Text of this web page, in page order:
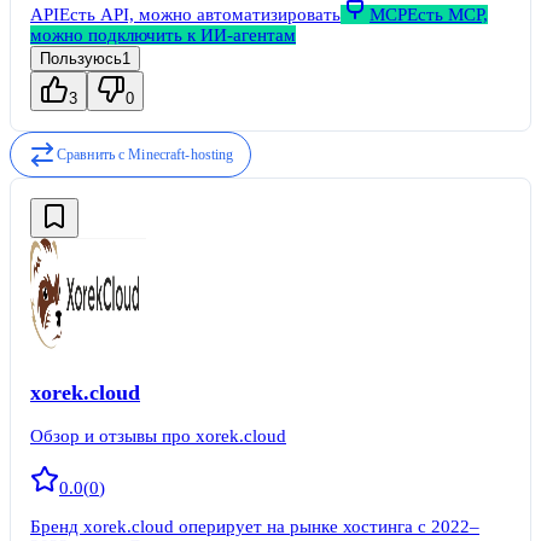
APIЕсть API, можно автоматизировать MCPЕсть MCP,
можно подключить к ИИ-агентам
Пользуюсь1
3 0
Сравнить сMinecraft-hosting
xorek.cloud
Обзор и отзывы про xorek.cloud
0.0(0)
Бренд xorek.cloud оперирует на рынке хостинга с 2022–